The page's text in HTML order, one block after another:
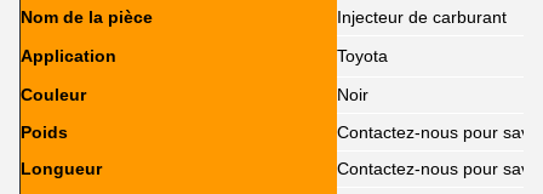
Nom de la pièce
Injecteur de carburant
Application
Toyota
Couleur
Noir
Poids
Contactez-nous pour
Longueur
Contactez-nous pour